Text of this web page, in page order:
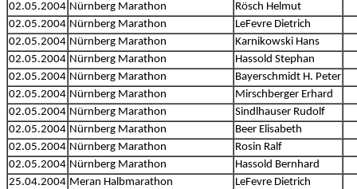
02.05.2004 Nürnberg Marathon
Rösch Helmut
02.05.2004 Nürnberg Marathon
LeFevre Dietrich
02.05.2004 Nürnberg Marathon
Karnikowski Hans
02.05.2004 Nürnberg Marathon
Hassold Stephan
02.05.2004 Nürnberg Marathon
Bayerschmidt H. Peter
02.05.2004 Nürnberg Marathon
Mirschberger Erhard
02.05.2004 Nürnberg Marathon
Sindlhauser Rudolf
02.05.2004 Nürnberg Marathon
Beer Elisabeth
02.05.2004 Nürnberg Marathon
Rosin Ralf
02.05.2004 Nürnberg Marathon
Hassold Bernhard
25.04.2004 Meran Halbmarathon
LeFevre Dietrich